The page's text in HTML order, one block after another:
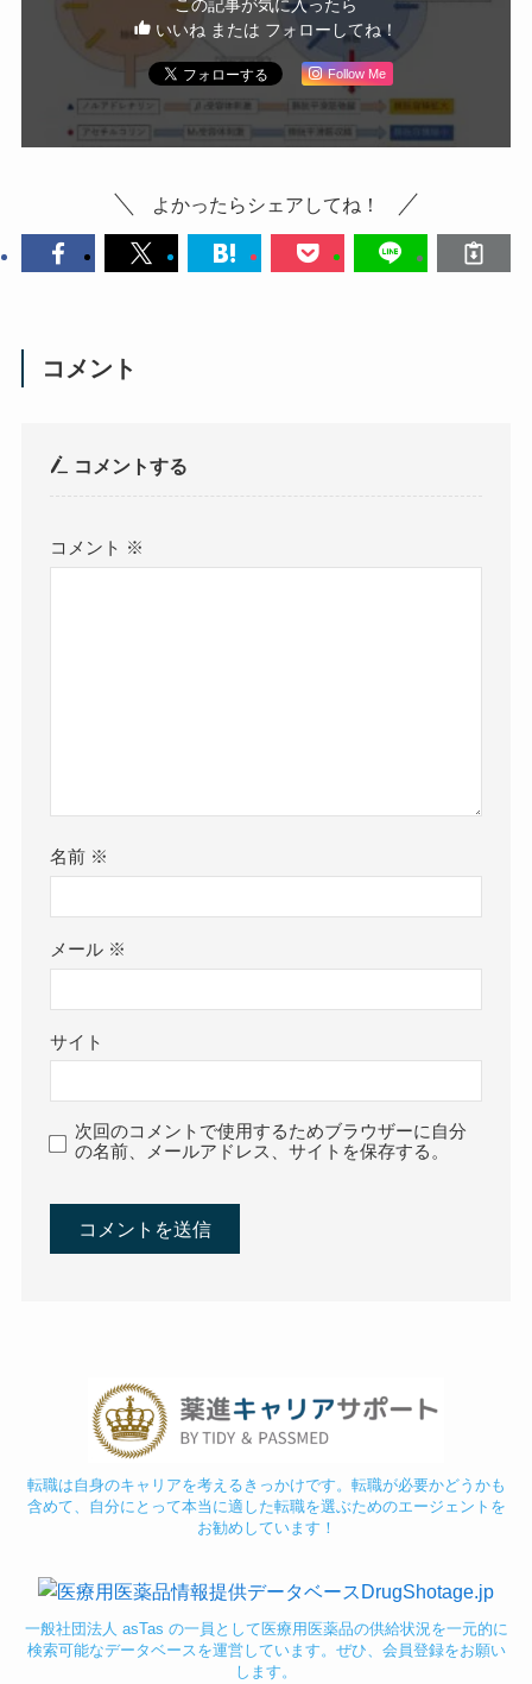
この記事が気に入ったら
いいね または フォローしてね！
Follow Me
よかったらシェアしてね！
コメント
コメントする
コメント ※
名前 ※
メール ※
サイト
次回のコメントで使用するためブラウザーに自分
の名前、メールアドレス、サイトを保存する。
転職は自身のキャリアを考えるきっかけです。転職が必要かどうかも
含めて、自分にとって本当に適した転職を選ぶためのエージェントを
お勧めしています！
一般社団法人 asTas の一員として医療用医薬品の供給状況を一元的に
検索可能なデータベースを運営しています。ぜひ、会員登録をお願い
します。